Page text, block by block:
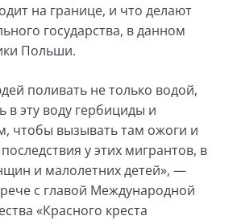
на границе, и что делают
государства, в данном
Польши.
поливать не только водой,
в эту воду гербициды и
чтобы вызывать там ожоги и
у этих мигрантов, в
и малолетних детей», —
с главой Международной
«Красного креста